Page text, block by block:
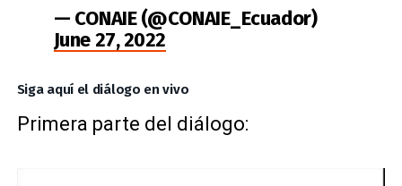
— CONAIE (@CONAIE_Ecuador)
June 27, 2022
Siga aquí el diálogo en vivo
Primera parte del diálogo: